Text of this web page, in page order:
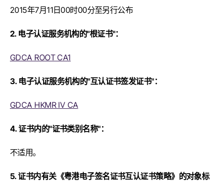
2015年7月11日00时00分至另行公布
2. 电子认证服务机构的"根证书"：
GDCA ROOT CA1
3. 电子认证服务机构的"互认证书签发证书"：
GDCA HKMR IV CA
4. 证书内的"证书类别名称"：
不适用。
5. 证书内有关《粤港电子签名证书互认证书策略》的对象标